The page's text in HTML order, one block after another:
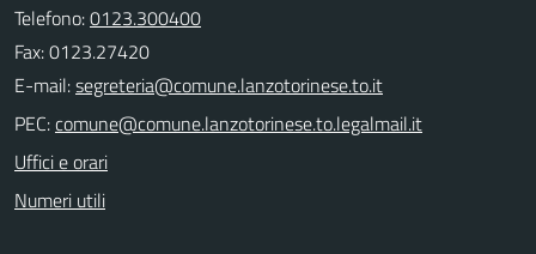
Telefono:0123.300400
Fax: 0123.27420
E-mail:
PEC:
Uffici e orari
Numeri utili